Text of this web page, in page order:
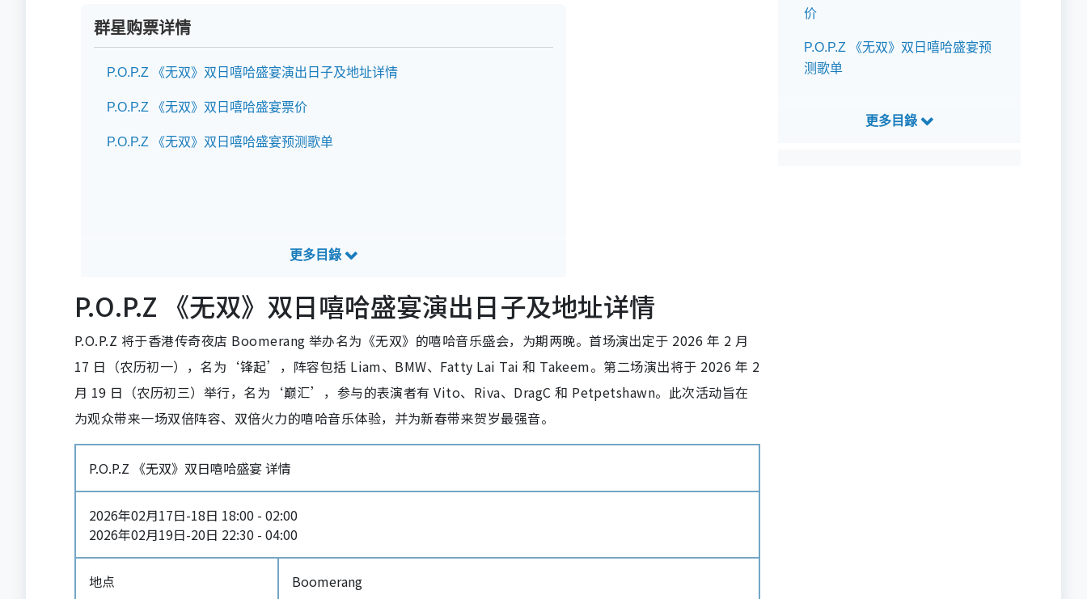
群星购票详情
P.O.P.Z 《无双》双日嘻哈盛宴演出日子及地址详情
P.O.P.Z 《无双》双日嘻哈盛宴票价
P.O.P.Z 《无双》双日嘻哈盛宴预测歌单
P.O.P.Z 《无双》双日嘻哈盛宴演出日子及地址详情
P.O.P.Z 将于香港传奇夜店 Boomerang 举办名为《无双》的嘻哈音乐盛会，为期两晚。首场演出定于 2026 年 2 月
17 日（农历初一），名为‘锋起’，阵容包括 Liam、BMW、Fatty Lai Tai 和 Takeem。第二场演出将于 2026 年 2
月 19 日（农历初三）举行，名为‘巅汇’，参与的表演者有 Vito、Riva、DragC 和 Petpetshawn。此次活动旨在
为观众带来一场双倍阵容、双倍火力的嘻哈音乐体验，并为新春带来贺岁最强音。
P.O.P.Z 《无双》双日嘻哈盛宴 详情
2026年02月17日-18日 18:00 - 02:00
2026年02月19日-20日 22:30 - 04:00
地点 Boomerang
价
P.O.P.Z 《无双》双日嘻哈盛宴预
测歌单